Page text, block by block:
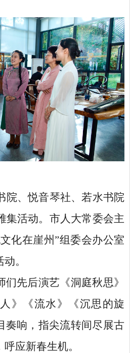
院、悦音琴社、若水书院
集活动。市人大常委会主
化在崖州”组委会办公室
。
先后演艺《洞庭秋思》
》《流水》《沉思的旋
奏响，指尖流转间尽展古
应新春生机。